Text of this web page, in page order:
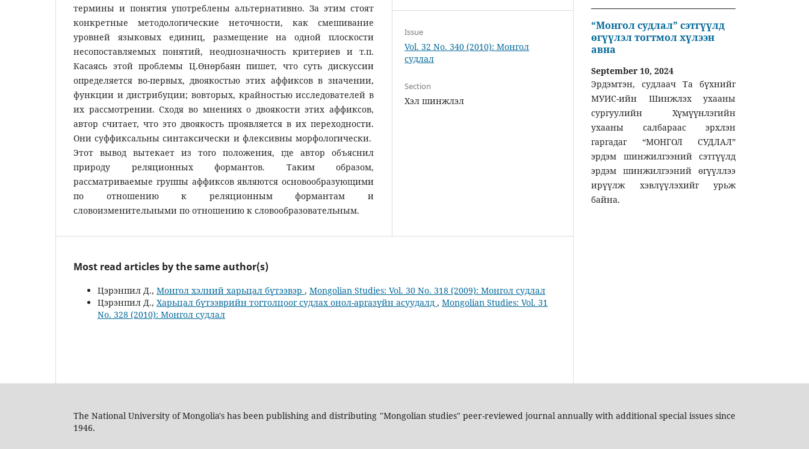
термины и понятия употреблены альтернативно. За этим стоят
конкретные методологические неточности, как смешивание
уровней языковых единиц, размещение на одной плоскости
несопоставляемых понятий, неоднозначность критериев и т.п.
Касаясь этой проблемы Ц.Өнөрбаян пишет, что суть дискуссии
определяется во-первых, двоякостью этих аффиксов в значении,
функции и дистрибуции; вовторых, крайностью исследователей в
их рассмотрении. Сходя во мнениях о двоякости этих аффиксов,
автор считает, что это двоякость проявляется в их переходности.
Они суффиксальны синтаксически и флексивны морфологически.
Этот вывод вытекает из того положения, где автор объяснил
природу реляционных формантов. Таким образом,
рассматриваемые группы аффиксов являются основообразующими
по отношению к реляционным формантам и
словоизменительными по отношению к словообразовательным.
Issue
Vol. 32 No. 340 (2010): Монгол
судлал
Section
Хэл шинжлэл
Most read articles by the same author(s)
Цэрэнпил Д., Монгол хэлний харьцал бүтээвэр , Mongolian Studies: Vol. 30 No. 318 (2009): Монгол судлал
Цэрэнпил Д., Харьцал бүтээврийн тогтолцоог судлах онол-аргазүйн асуудалд , Mongolian Studies: Vol. 31
No. 328 (2010): Монгол судлал
“Монгол судлал” сэтгүүлд
өгүүлэл тогтмол хүлээн
авна
September 10, 2024
Эрдэмтэн, судлаач Та бүхнийг
МУИС-ийн Шинжлэх ухааны
сургуулийн Хүмүүнлэгийн
ухааны салбараас эрхлэн
гаргадаг “МОНГОЛ СУДЛАЛ”
эрдэм шинжилгээний сэтгүүлд
эрдэм шинжилгээний өгүүллээ
ирүүлж хэвлүүлэхийг урьж
байна.
The National University of Mongolia's has been publishing and distributing "Mongolian studies" peer-reviewed journal annually with additional special issues since
1946.